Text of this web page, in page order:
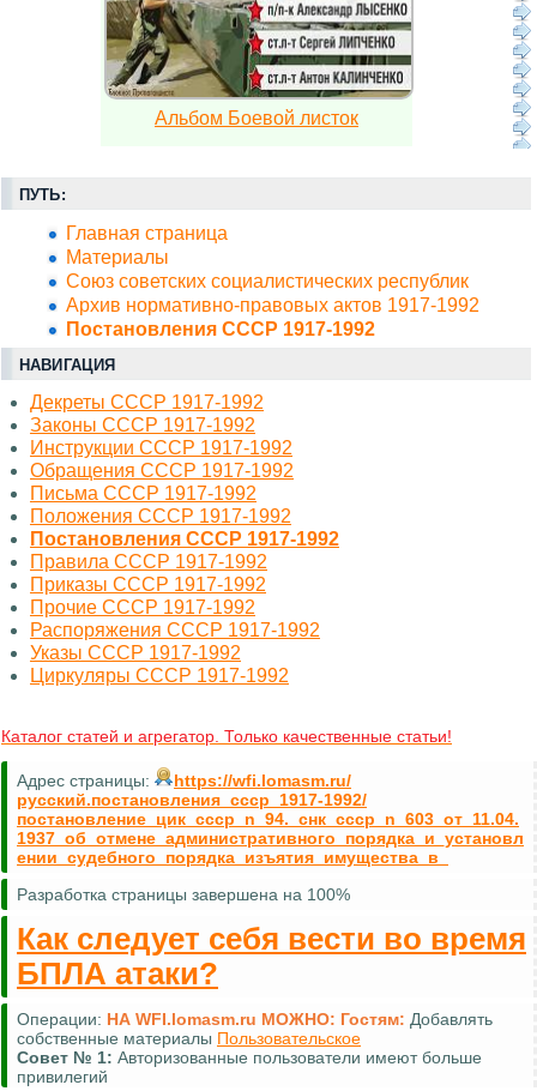
Альбом Боевой листок
ПУТЬ:
Главная страница
Материалы
Союз советских социалистических республик
Архив нормативно-правовых актов 1917-1992
Постановления СССР 1917-1992
НАВИГАЦИЯ
Декреты СССР 1917-1992
Законы СССР 1917-1992
Инструкции СССР 1917-1992
Обращения СССР 1917-1992
Письма СССР 1917-1992
Положения СССР 1917-1992
Постановления СССР 1917-1992
Правила СССР 1917-1992
Приказы СССР 1917-1992
Прочие СССР 1917-1992
Распоряжения СССР 1917-1992
Указы СССР 1917-1992
Циркуляры СССР 1917-1992
Каталог статей и агрегатор. Только качественные статьи!
Адрес страницы:
https://wfi.lomasm.ru/
русский.постановления_ссср_1917-1992/
постановление_цик_ссср_n_94._снк_ссср_n_603_от_11.04.
1937_об_отмене_административного_порядка_и_установл
ении_судебного_порядка_изъятия_имущества_в_
Разработка страницы завершена на 100%
Как следует себя вести во время
БПЛА атаки?
Операции: НА WFI.lomasm.ru МОЖНО: Гостям: Добавлять
собственные материалы Пользовательское
Совет № 1: Авторизованные пользователи имеют больше
привилегий